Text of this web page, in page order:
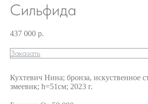
Сильфида
437 000 р.
Заказать
Кухтевич Нина; бронза, искуственное
змеевик; h=51см; 2023 г.